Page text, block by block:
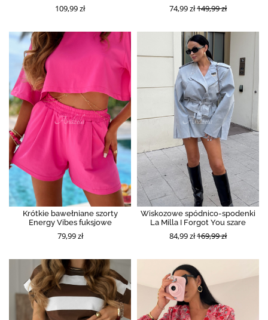
109,99 zł 74,99 zł149,99 zł
Krótkie bawełniane szorty
Energy Vibes fuksjowe
79,99 zł
Wiskozowe spódnico-spodenki
La Milla I Forgot You szare
84,99 zł169,99 zł